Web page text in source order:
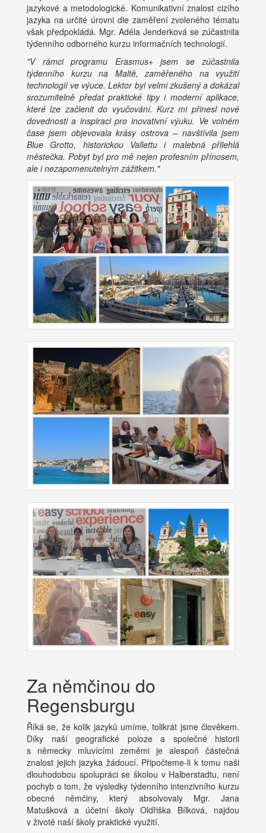
jazykové a metodologické. Komunikativní znalost cizího
jazyka na určité úrovni dle zaměření zvoleného tématu
však předpokládá. Mgr. Adéla Jenderková se zúčastnila
týdenního odborného kurzu informačních technologií.
"V rámci programu Erasmus+ jsem se zúčastnila
týdenního kurzu na Maltě, zaměřeného na využití
technologií ve výuce. Lektor byl velmi zkušený a dokázal
srozumitelně předat praktické tipy i moderní aplikace,
které lze začlenit do vyučování. Kurz mi přinesl nové
dovednosti a inspiraci pro inovativní výuku. Ve volném
čase jsem objevovala krásy ostrova – navštívila jsem
Blue Grotto, historickou Vallettu i malebná přilehlá
městečka. Pobyt byl pro mě nejen profesním přínosem,
ale i nezapomenutelným zážitkem."
Za němčinou do
Regensburgu
Říká se, že kolik jazyků umíme, tolikrát jsme člověkem.
Díky naší geografické poloze a společné historii
s německy mluvícími zeměmi je alespoň částečná
znalost jejich jazyka žádoucí. Připočteme-li k tomu naši
dlouhodobou spolupráci se školou v Halberstadtu, není
pochyb o tom, že výsledky týdenního intenzivního kurzu
obecné němčiny, který absolvovaly Mgr. Jana
Matušková a účetní školy Oldřiška Bílková, najdou
v životě naší školy praktické využití.